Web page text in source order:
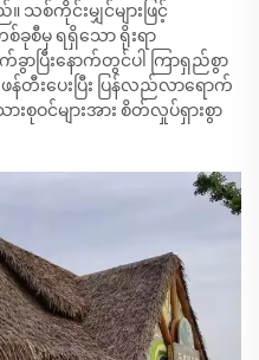
သစ်ကိုင်းမျှင်များဖြင့်
မှ ရရှိသော ရိုးရာ
ြီးနောက်တွင်ပါ ကြာရှည်စွာ
တီးပေးပြီး ပြန်လည်လာရောက်
ဝင်များအား စိတ်လှုပ်ရှားစွာ